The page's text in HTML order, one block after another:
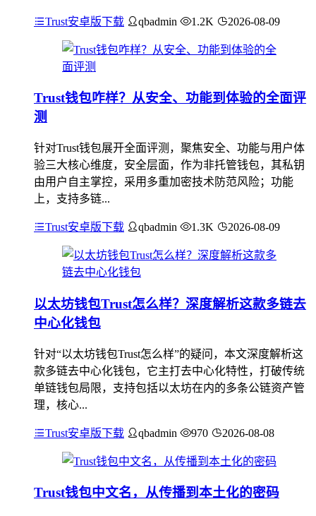
Trust安卓版下载 qbadmin 1.2K 2026-08-09
Trust钱包咋样？从安全、功能到体验的全面评
测
针对Trust钱包展开全面评测，聚焦安全、功能与用户体
验三大核心维度，安全层面，作为非托管钱包，其私钥
由用户自主掌控，采用多重加密技术防范风险；功能
上，支持多链...
Trust安卓版下载 qbadmin 1.3K 2026-08-09
以太坊钱包Trust怎么样？深度解析这款多链去
中心化钱包
针对“以太坊钱包Trust怎么样”的疑问，本文深度解析这
款多链去中心化钱包，它主打去中心化特性，打破传统
单链钱包局限，支持包括以太坊在内的多条公链资产管
理，核心...
Trust安卓版下载 qbadmin 970 2026-08-08
Trust钱包中文名，从传播到本土化的密码